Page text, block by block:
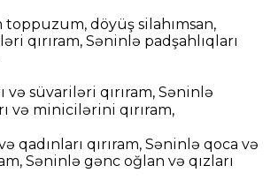
toppuzum, döyüş silahımsan,
qırıram, Səninlə padşahlıqları
və süvariləri qırıram, Səninlə
və minicilərini qırıram,
qadınları qırıram, Səninlə qoca və
Səninlə gənc oğlan və qızları